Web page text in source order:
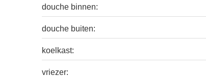
douche binnen:
douche buiten:
koelkast:
vriezer: